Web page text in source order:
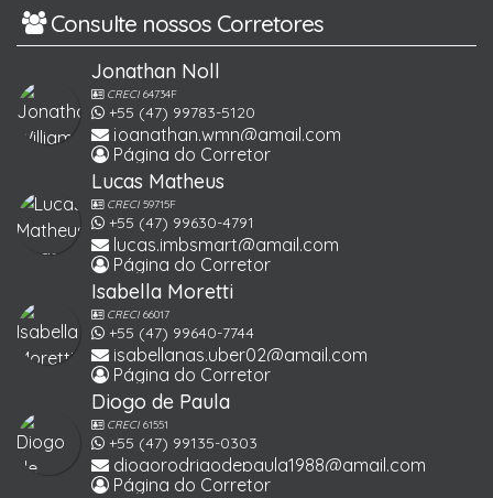
Consulte nossos Corretores
Jonathan Noll
CRECI64734F
+55 (47) 99783-5120
joanathan.wmn@gmail.com
Página do Corretor
Lucas Matheus
CRECI59715F
+55 (47) 99630-4791
lucas.imbsmart@gmail.com
Página do Corretor
Isabella Moretti
CRECI66017
+55 (47) 99640-7744
isabellanas.uber02@gmail.com
Página do Corretor
Diogo de Paula
CRECI61551
+55 (47) 99135-0303
diogorodrigodepaula1988@gmail.com
Página do Corretor